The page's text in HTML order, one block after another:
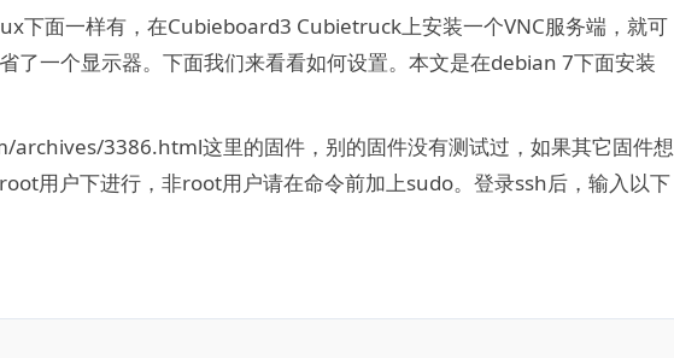
下面一样有，在Cubieboard3 Cubietruck上安装一个VNC服务端，就可
了一个显示器。下面我们来看看如何设置。本文是在debian 7下面安装
3386.html这里的固件，别的固件没有测试过，如果其它固件想
用户下进行，非root用户请在命令前加上sudo。登录ssh后，输入以下